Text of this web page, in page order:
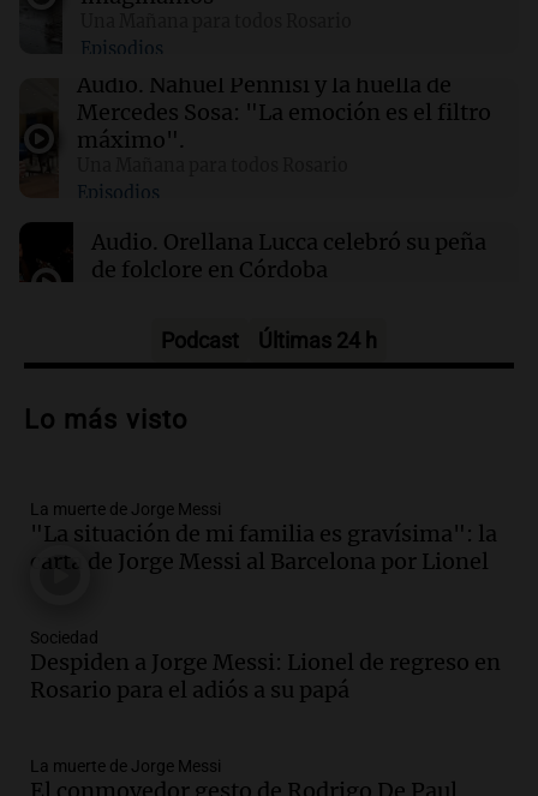
00:21 Clima
este domingo 9 de agosto
00:16 Clima
Clima en Santa Fe: cómo estará el tiempo este
Episodios
Audio. Nahuel Pennisi y la huella de
Mercedes Sosa: "La emoción es el filtro
máximo".
Episodios
Audio. Orellana Lucca celebró su peña
de folclore en Córdoba
Audio.Trágico accidente en Mendoza:
vehículos desde un puente
Audio.Tragedia en Mendoza: un muerto
y cinco heridos tras caer dos autos desde
un puente
Audio.Messi llegará esta noche a
Rosario para acompañar a su familia
Episodios
Podcast Últimas 24 h
Lo más visto
La muerte de Jorge Messi
"La situación de mi familia es gravísima": la
carta de Jorge Messi al Barcelona por Lionel
Sociedad
Despiden a Jorge Messi: Lionel de regreso en
Rosario para el adiós a su papá
La muerte de Jorge Messi